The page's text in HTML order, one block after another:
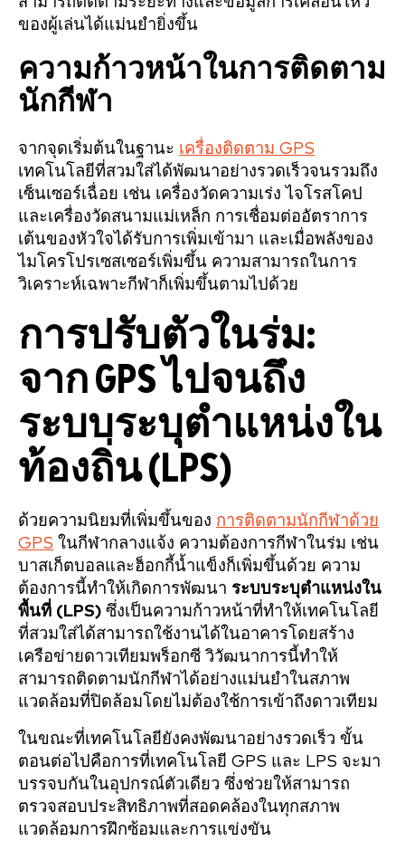
ของผู้เล่นได้แม่นยำยิ่งขึ้น
ความก้าวหน้าในการติดตาม
นักกีฬา
จากจุดเริ่มต้นในฐานะ เครื่องติดตาม GPS
เทคโนโลยีที่สวมใส่ได้พัฒนาอย่างรวดเร็วจนรวมถึง
เซ็นเซอร์เฉื่อย เช่น เครื่องวัดความเร่ง ไจโรสโคป
และเครื่องวัดสนามแม่เหล็ก การเชื่อมต่ออัตราการ
เต้นของหัวใจได้รับการเพิ่มเข้ามา และเมื่อพลังของ
ไมโครโปรเซสเซอร์เพิ่มขึ้น ความสามารถในการ
วิเคราะห์เฉพาะกีฬาก็เพิ่มขึ้นตามไปด้วย
การปรับตัวในร่ม:
จาก GPS ไปจนถึง
ระบบระบุตำแหน่งใน
ท้องถิ่น (LPS)
ด้วยความนิยมที่เพิ่มขึ้นของ การติดตามนักกีฬาด้วย
GPS ในกีฬากลางแจ้ง ความต้องการกีฬาในร่ม เช่น
บาสเก็ตบอลและฮ็อกกี้น้ำแข็งก็เพิ่มขึ้นด้วย ความ
ต้องการนี้ทำให้เกิดการพัฒนา ระบบระบุตำแหน่งใน
พื้นที่ (LPS) ซึ่งเป็นความก้าวหน้าที่ทำให้เทคโนโลยี
ที่สวมใส่ได้สามารถใช้งานได้ในอาคารโดยสร้าง
เครือข่ายดาวเทียมพร็อกซี วิวัฒนาการนี้ทำให้
สามารถติดตามนักกีฬาได้อย่างแม่นยำในสภาพ
แวดล้อมที่ปิดล้อมโดยไม่ต้องใช้การเข้าถึงดาวเทียม
ในขณะที่เทคโนโลยียังคงพัฒนาอย่างรวดเร็ว ขั้น
ตอนต่อไปคือการที่เทคโนโลยี GPS และ LPS จะมา
บรรจบกันในอุปกรณ์ตัวเดียว ซึ่งช่วยให้สามารถ
ตรวจสอบประสิทธิภาพที่สอดคล้องในทุกสภาพ
แวดล้อมการฝึกซ้อมและการแข่งขัน